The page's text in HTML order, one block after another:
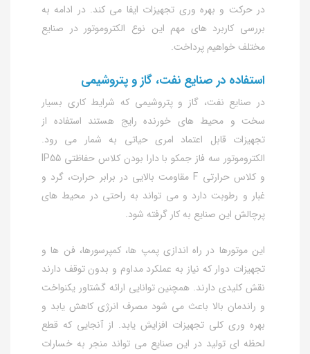
در حرکت و بهره‌ وری تجهیزات ایفا می‌ کند. در ادامه به
بررسی کاربرد های مهم این نوع الکتروموتور در صنایع
مختلف خواهیم پرداخت.
استفاده در صنایع نفت، گاز و پتروشیمی
در صنایع نفت، گاز و پتروشیمی که شرایط کاری بسیار
سخت و محیط‌ های خورنده رایج هستند استفاده از
تجهیزات قابل اعتماد امری حیاتی به شمار می‌ رود.
الکتروموتور سه فاز جمکو با دارا بودن کلاس حفاظتی IP55
و کلاس حرارتی F مقاومت بالایی در برابر حرارت، گرد و
غبار و رطوبت دارد و می‌ تواند به‌ راحتی در محیط‌ های
پرچالش این صنایع به کار گرفته شود.
این موتورها در راه‌ اندازی پمپ‌ ها، کمپرسورها، فن‌ ها و
تجهیزات دوار که نیاز به عملکرد مداوم و بدون توقف دارند
نقش کلیدی دارند. همچنین توانایی ارائه گشتاور یکنواخت
و راندمان بالا باعث می‌ شود مصرف انرژی کاهش یابد و
بهره‌ وری کلی تجهیزات افزایش یابد. از آنجایی که قطع
لحظه‌ ای تولید در این صنایع می‌ تواند منجر به خسارات